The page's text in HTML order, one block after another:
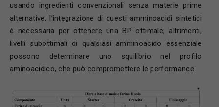
usando ingredienti convenzionali senza materie prime
alternative, l’integrazione di questi amminoacidi sintetici
è necessaria per ottenere una BP ottimale; altrimenti,
livelli subottimali di qualsiasi amminoacido essenziale
possono determinare uno squilibrio nel profilo
aminoacidico, che può compromettere le performance.